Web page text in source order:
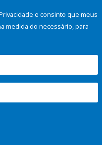
e consinto que meus
medida do necessário, para